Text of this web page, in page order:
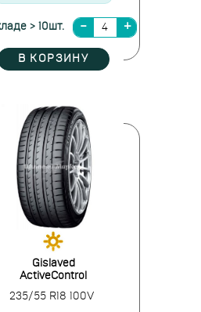
> 10шт.
В КОРЗИНУ
Gislaved
ActiveControl
235/55 R18 100V